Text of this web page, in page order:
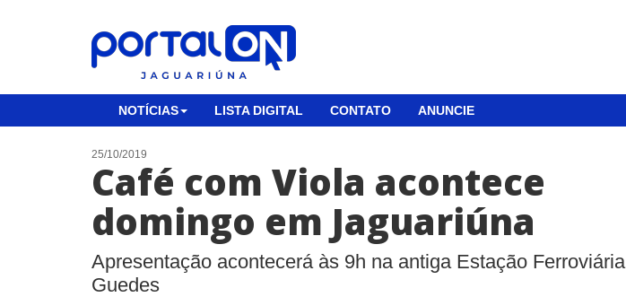
NOTÍCIAS LISTA DIGITAL CONTATO ANUNCIE
25/10/2019
Café com Viola acontece
domingo em Jaguariúna
Apresentação acontecerá às 9h na antiga Estação Ferroviária
Guedes